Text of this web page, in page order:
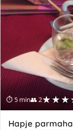
⏱ 5 min👥 2
Hapje